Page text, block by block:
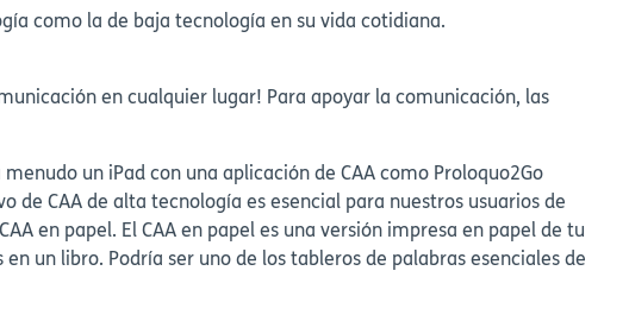
como la de baja tecnología en su vida cotidiana.
en cualquier lugar! Para apoyar la comunicación, las
un iPad con una aplicación de CAA como Proloquo2Go
de CAA de alta tecnología es esencial para nuestros usuarios de
en papel. El CAA en papel es una versión impresa en papel de tu
un libro. Podría ser uno de los tableros de palabras esenciales de